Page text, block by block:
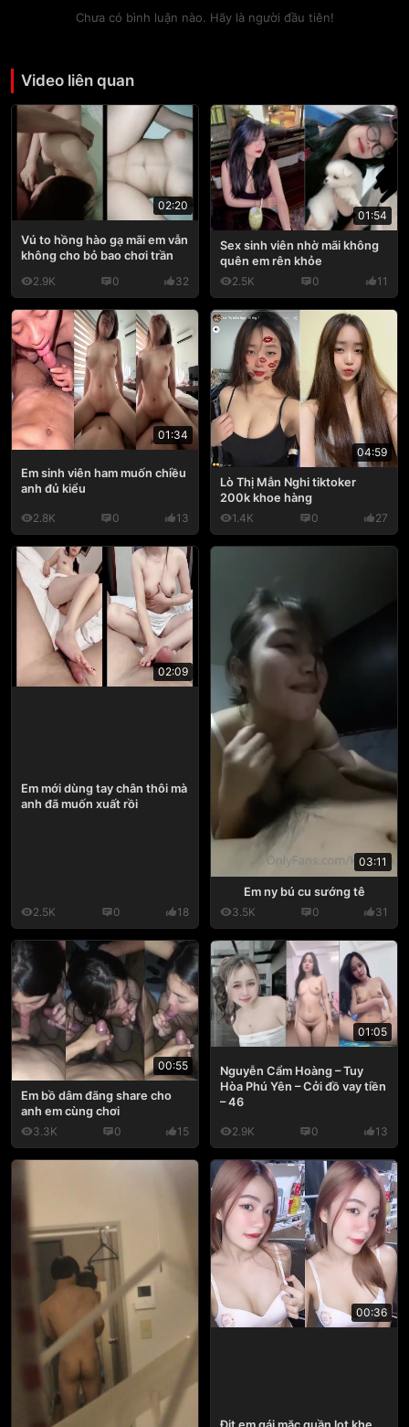
Chưa có bình luận nào. Hãy là người đầu tiên!
Video liên quan
02:20
Vú to hồng hào gạ mãi em vẫn
không cho bỏ bao chơi trần
2.9K
0 32
01:54
Sex sinh viên nhờ mãi không
quên em rên khỏe
2.5K
0 11
01:34
Em sinh viên ham muốn chiều
anh đủ kiểu
2.8K 0 13
04:59
Lò Thị Mẫn Nghi tiktoker
200k khoe hàng
1.4K
0 27
02:09
Em mới dùng tay chân thôi mà
anh đã muốn xuất rồi
2.5K 0 18
03:11
Em ny bú cu sướng tê
3.5K
0 31
00:55
Em bồ dâm đãng share cho
anh em cùng chơi
3.3K
0 15
01:05
Nguyễn Cẩm Hoàng – Tuy
Hòa Phú Yên – Cởi đồ vay tiền
– 46
2.9K 0 13
00:36